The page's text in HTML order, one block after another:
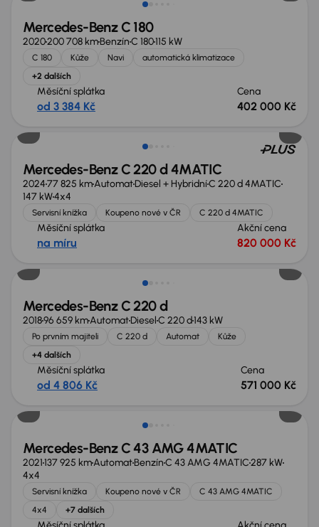
Mercedes-Benz C 180
2020200 708 kmBenzínC 180115 kW
C 180 Kůže Navi
automatická klimatizace
+2 dalších
Měsíční splátka
od 3 384 Kč
Cena
402 000 Kč
Zlevněno o 90 000 Kč
Mercedes-Benz C 220 d 4MATIC
202477 825 kmAutomatDiesel + HybridníC 220 d 4MATIC
147 kW4x4
Servisní knížka Koupeno nové v ČR C 220 d 4MATIC
Měsíční splátka
na míru
Akční cena
820 000 Kč
Mercedes-Benz C 220 d
201896 659 kmAutomatDieselC 220 d143 kW
Po prvním majiteli C 220 d Automat
Kůže
+4 dalších
Měsíční splátka
od 4 806 Kč
Cena
571 000 Kč
Možnost odpočtu DPH
Mercedes-Benz C 43 AMG 4MATIC
2021137 925 kmAutomatBenzínC 43 AMG 4MATIC287 kW
4x4
Servisní knížka Koupeno nové v ČR
C 43 AMG 4MATIC
4x4
+7 dalších